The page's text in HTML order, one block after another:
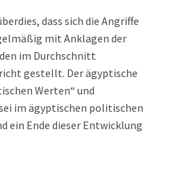
dass sich die Angriffe
mit Anklagen der
im Durchschnitt
gestellt. Der ägyptische
Werten“ und
im ägyptischen politischen
ein Ende dieser Entwicklung